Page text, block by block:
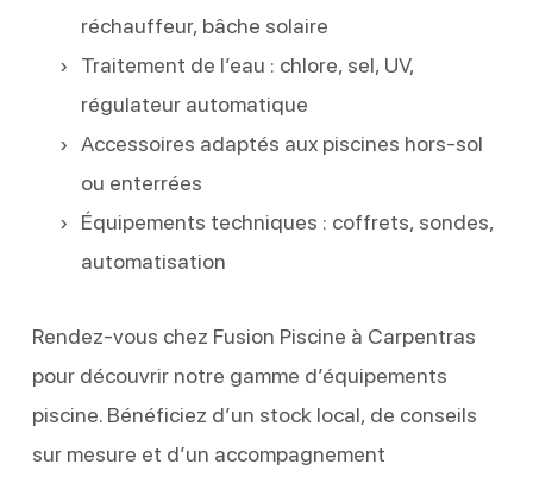
réchauffeur, bâche solaire
Traitement de l’eau : chlore, sel, UV,
régulateur automatique
Accessoires adaptés aux piscines hors-sol
ou enterrées
Équipements techniques : coffrets, sondes,
automatisation
Rendez-vous chez Fusion Piscine à Carpentras
pour découvrir notre gamme d’équipements
piscine. Bénéficiez d’un stock local, de conseils
sur mesure et d’un accompagnement